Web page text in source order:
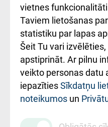
Rēķinu apmaksas
ceļvedis
Rekvizīti un
ārstniecības
iestādes kods
010000234
Maksas
vietnes
Taviem lietošanas
statistiku par lapas
Šeit Tu vari
apstiprināt. Ar pilnu
veikto personas datu
iepazītiesSīkdatņu
noteikumos un